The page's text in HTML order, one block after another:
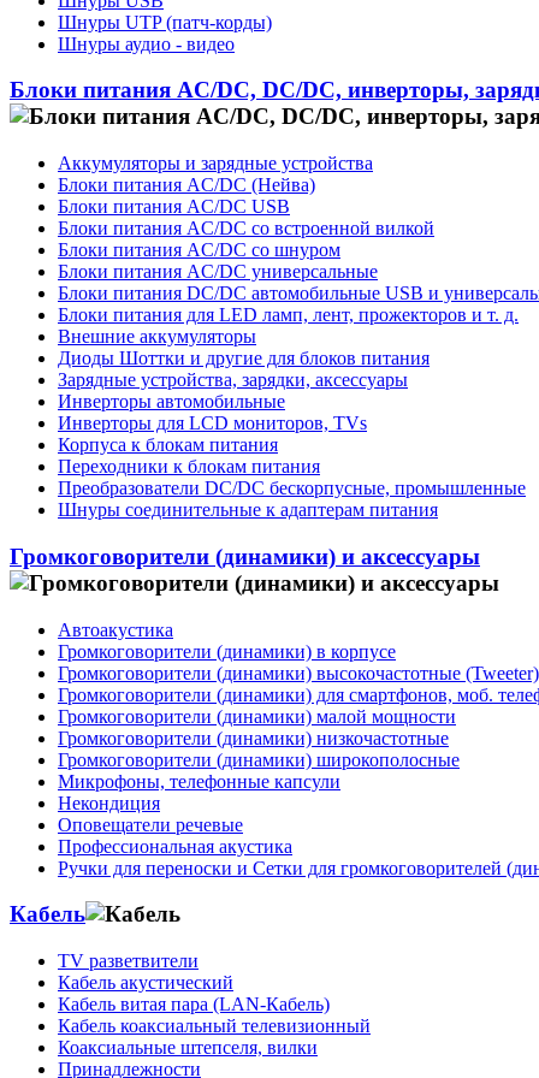
Шнуры UTP (патч-корды)
Шнуры аудио - видео
Блоки питания AC/DC, DC/DC, инверторы,
Аккумуляторы и зарядные устройства
Блоки питания AC/DC (Нейва)
Блоки питания AC/DC USB
Блоки питания AC/DC со встроенной вилкой
Блоки питания AC/DC со шнуром
Блоки питания AC/DC универсальные
Блоки питания DC/DC автомобильные USB и
Блоки питания для LED ламп, лент, прожекторов и т. д.
Внешние аккумуляторы
Диоды Шоттки и другие для блоков питания
Зарядные устройства, зарядки, аксессуары
Инверторы автомобильные
Инверторы для LCD мониторов, TVs
Корпуса к блокам питания
Переходники к блокам питания
Преобразователи DC/DC бескорпусные, промышленные
Шнуры соединительные к адаптерам питания
Громкоговорители (динамики) и аксессуары
Автоакустика
Громкоговорители (динамики) в корпусе
Громкоговорители (динамики) высокочастотные (Tweeter)
Громкоговорители (динамики) для смартфонов, моб.
Громкоговорители (динамики) малой мощности
Громкоговорители (динамики) низкочастотные
Громкоговорители (динамики) широкополосные
Микрофоны, телефонные капсули
Некондиция
Оповещатели речевые
Профессиональная акустика
Ручки для переноски и Сетки для громкоговорителей
Кабель
TV разветвители
Кабель акустический
Кабель витая пара (LAN-Кабель)
Кабель коаксиальный телевизионный
Коаксиальные штепселя, вилки
Принадлежности